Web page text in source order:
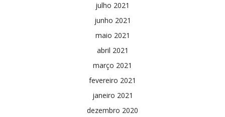
julho 2021
junho 2021
maio 2021
abril 2021
março 2021
fevereiro 2021
janeiro 2021
dezembro 2020